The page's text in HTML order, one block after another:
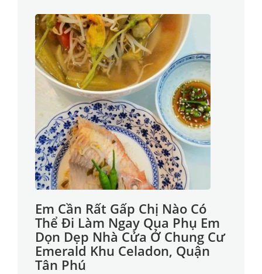
Em Cần Rất Gấp Chị Nào Có
Thể Đi Làm Ngay Qua Phụ Em
Dọn Dẹp Nhà Cửa Ở Chung Cư
Emerald Khu Celadon, Quận
Tân Phú